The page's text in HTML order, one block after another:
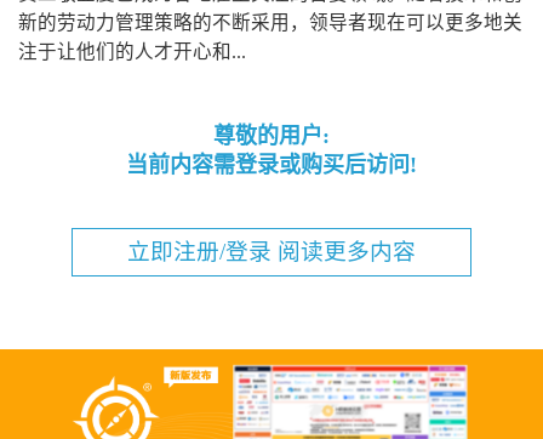
新的劳动力管理策略的不断采用，领导者现在可以更多地关
注于让他们的人才开心和...
尊敬的用户:
当前内容需登录或购买后访问!
立即注册/登录 阅读更多内容